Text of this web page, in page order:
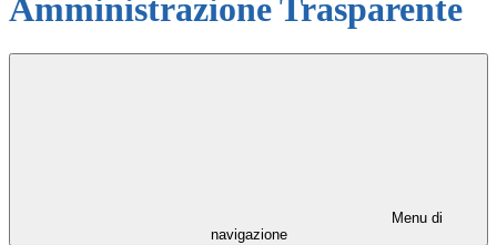
Amministrazione Trasparente
Menu di
navigazione